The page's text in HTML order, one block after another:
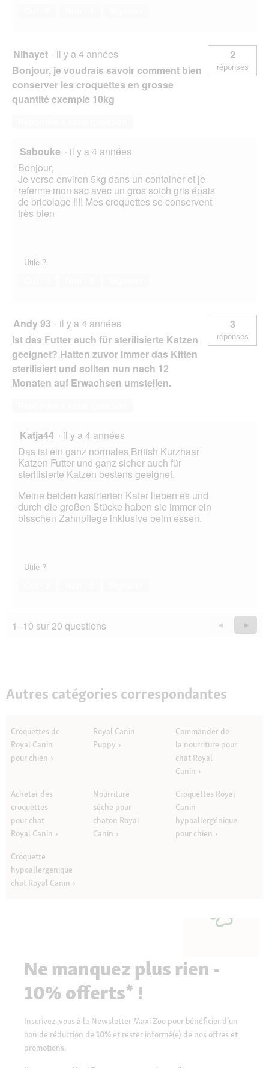
Nihayet · il y a 4 années
Bonjour, je voudrais savoir comment bien
conserver les croquettes en grosse
quantité exemple 10kg
2
réponses
Sabouke · il y a 4 années
Bonjour,
Je verse environ 5kg dans un container et je
referme mon sac avec un gros sotch gris épais
de bricolage !!!! Mes croquettes se conservent
très bien
Utile ?
Andy 93 · il y a 4 années
Ist das Futter auch für sterilisierte Katzen
geeignet? Hatten zuvor immer das Kitten
sterilisiert und sollten nun nach 12
Monaten auf Erwachsen umstellen.
3
réponses
Katja44 · il y a 4 années
Das ist ein ganz normales British Kurzhaar
Katzen Futter und ganz sicher auch für
sterilisierte Katzen bestens geeignet.
Meine beiden kastrierten Kater lieben es und
durch die großen Stücke haben sie immer ein
bisschen Zahnpflege inklusive beim essen.
Utile ?
1–10 sur 20 questions
Précédent
Questions
◄ ►
Autres catégories correspondantes
Croquettes de
Royal Canin
pour chien
Royal Canin
Puppy
Commander de
la nourriture pour
chat Royal
Canin
Acheter des
croquettes
pour chat
Royal Canin
Nourriture
sèche pour
chaton Royal
Canin
Croquettes Royal
Canin
hypoallergénique
pour chien
Croquette
hypoallergenique
chat Royal Canin
Ne manquez plus rien -
10% offerts* !
Inscrivez-vous à la Newsletter Maxi Zoo pour bénéficier d’un
bon de réduction de 10% et rester informé(e) de nos offres et
promotions.